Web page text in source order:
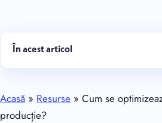
În acest articol
Acasă » Resurse » Cum se
producție?